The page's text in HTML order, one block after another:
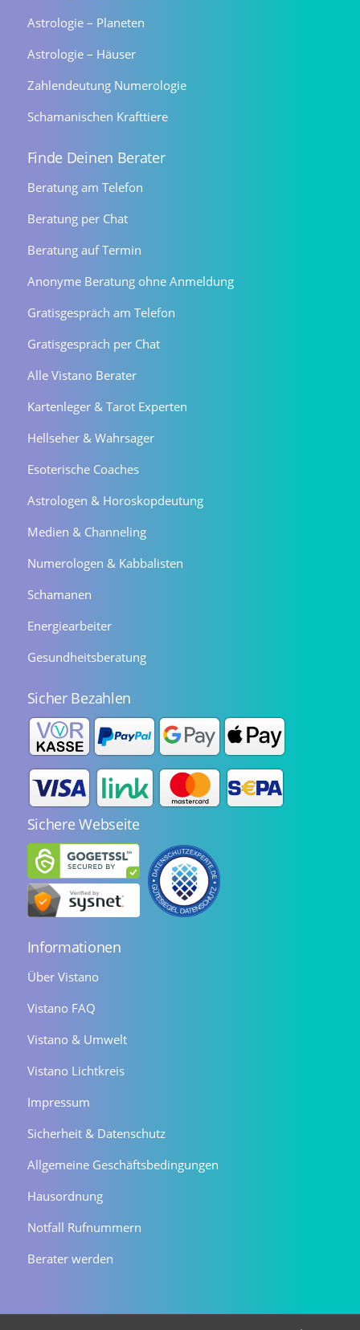
Astrologie – Planeten
Astrologie – Häuser
Zahlendeutung Numerologie
Schamanischen Krafttiere
Finde Deinen Berater
Beratung am Telefon
Beratung per Chat
Beratung auf Termin
Anonyme Beratung ohne Anmeldung
Gratisgespräch am Telefon
Gratisgespräch per Chat
Alle Vistano Berater
Kartenleger & Tarot Experten
Hellseher & Wahrsager
Esoterische Coaches
Astrologen & Horoskopdeutung
Medien & Channeling
Numerologen & Kabbalisten
Schamanen
Energiearbeiter
Gesundheitsberatung
Sicher Bezahlen
Sichere Webseite
Informationen
Über Vistano
Vistano FAQ
Vistano & Umwelt
Vistano Lichtkreis
Impressum
Sicherheit & Datenschutz
Allgemeine Geschäftsbedingungen
Hausordnung
Notfall Rufnummern
Berater werden